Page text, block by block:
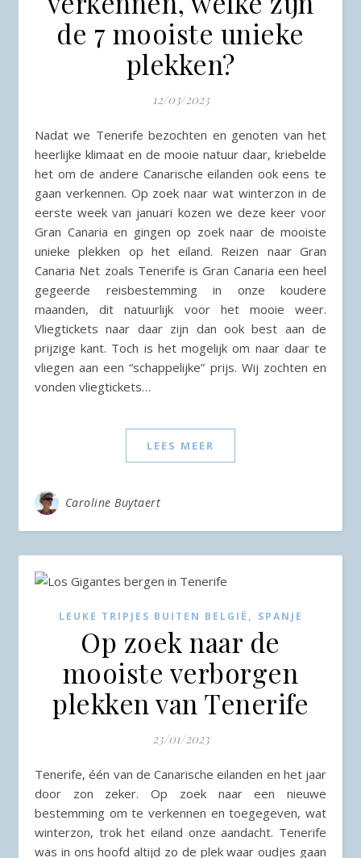
de 7 mooiste unieke
plekken?
12/03/2023
Nadat we Tenerife bezochten en genoten van het
heerlijke klimaat en de mooie natuur daar, kriebelde
het om de andere Canarische eilanden ook eens te
gaan verkennen. Op zoek naar wat winterzon in de
eerste week van januari kozen we deze keer voor
Gran Canaria en gingen op zoek naar de mooiste
unieke plekken op het eiland. Reizen naar Gran
Canaria Net zoals Tenerife is Gran Canaria een heel
gegeerde reisbestemming in onze koudere
maanden, dit natuurlijk voor het mooie weer.
Vliegtickets naar daar zijn dan ook best aan de
prijzige kant. Toch is het mogelijk om naar daar te
vliegen aan een “schappelijke” prijs. Wij zochten en
vonden vliegtickets…
LEES MEER
Caroline Buytaert
LEUKE TRIPJES BUITEN BELGIË , SPANJE
Op zoek naar de
mooiste verborgen
plekken van Tenerife
23/01/2023
Tenerife, één van de Canarische eilanden en het jaar
door zon zeker. Op zoek naar een nieuwe
bestemming om te verkennen en toegegeven, wat
winterzon, trok het eiland onze aandacht. Tenerife
was in ons hoofd altijd zo de plek waar oudjes gaan